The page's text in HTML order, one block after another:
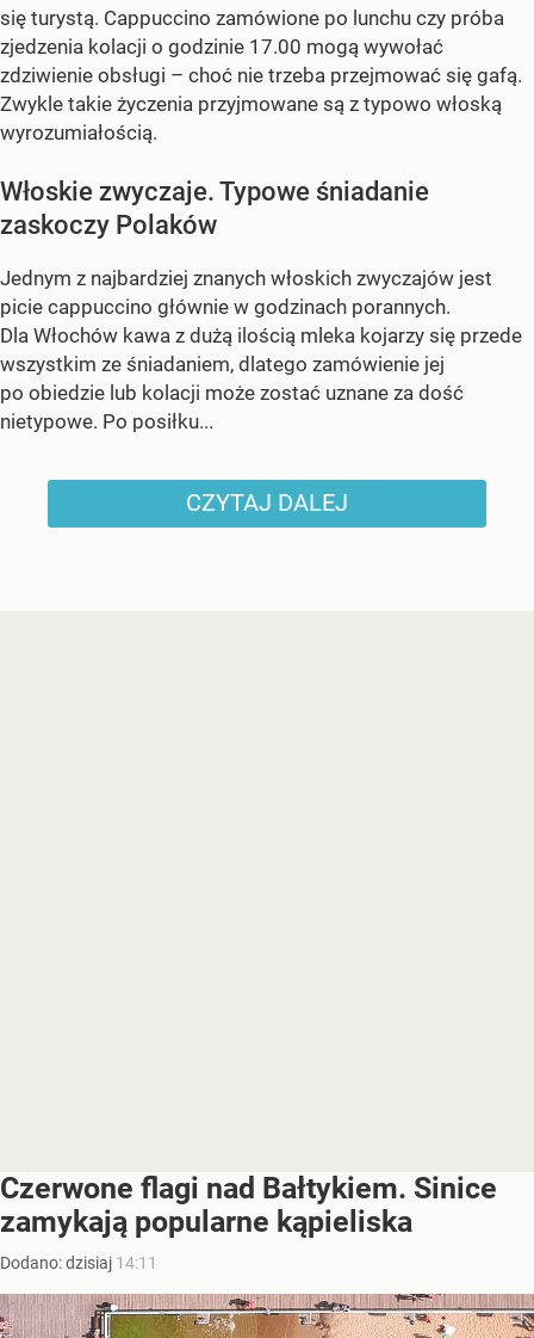
się turystą. Cappuccino zamówione po lunchu czy próba
zjedzenia kolacji o godzinie 17.00 mogą wywołać
zdziwienie obsługi – choć nie trzeba przejmować się gafą.
Zwykle takie życzenia przyjmowane są z typowo włoską
wyrozumiałością.
Włoskie zwyczaje. Typowe śniadanie
zaskoczy Polaków
Jednym z najbardziej znanych włoskich zwyczajów jest
picie cappuccino głównie w godzinach porannych.
Dla Włochów kawa z dużą ilością mleka kojarzy się przede
wszystkim ze śniadaniem, dlatego zamówienie jej
po obiedzie lub kolacji może zostać uznane za dość
nietypowe. Po posiłku...
CZYTAJ DALEJ
Czerwone flagi nad Bałtykiem. Sinice
zamykają popularne kąpieliska
Dodano:dzisiaj 14:11